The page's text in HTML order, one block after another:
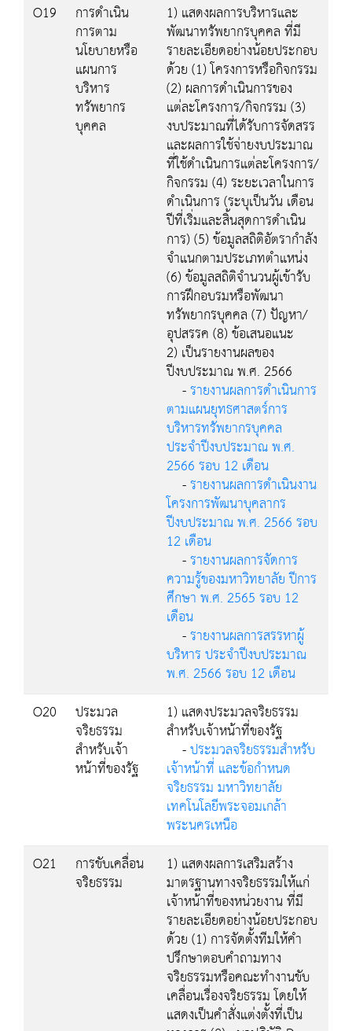
O19
การดำเนิน
การตาม
นโยบายหรือ
แผนการ
บริหาร
ทรัพยากร
บุคคล
1) แสดงผลการบริหารและ
พัฒนาทรัพยากรบุคคล ที่มี
รายละเอียดอย่างน้อยประกอบ
ด้วย (1) โครงการหรือกิจกรรม
(2) ผลการดำเนินการของ
แต่ละโครงการ/กิจกรรม (3)
งบประมาณที่ได้รับการจัดสรร
และผลการใช้จ่ายงบประมาณ
ที่ใช้ดำเนินการแต่ละโครงการ/
กิจกรรม (4) ระยะเวลาในการ
ดำเนินการ (ระบุเป็นวัน เดือน
ปีที่เริ่มและสิ้นสุดการดำเนิน
การ) (5) ข้อมูลสถิติอัตรากำลัง
จำแนกตามประเภทตำแหน่ง
(6) ข้อมูลสถิติจำนวนผู้เข้ารับ
การฝึกอบรมหรือพัฒนา
ทรัพยากรบุคคล (7) ปัญหา/
อุปสรรค (8) ข้อเสนอแนะ
2) เป็นรายงานผลของ
ปีงบประมาณ พ.ศ. 2566
-รายงานผลการดำเนินการ
ตามแผนยุทธศาสตร์การ
บริหารทรัพยากรบุคคล
ประจำปีงบประมาณ พ.ศ.
2566 รอบ 12 เดือน
-รายงานผลการดำเนินงาน
โครงการพัฒนาบุคลากร
ปีงบประมาณ พ.ศ. 2566 รอบ
12 เดือน
-รายงานผลการจัดการ
ความรู้ของมหาวิทยาลัย ปีการ
ศึกษา พ.ศ. 2565 รอบ 12
เดือน
-รายงานผลการสรรหาผู้
บริหาร ประจำปีงบประมาณ
พ.ศ. 2566 รอบ 12 เดือน
O20
ประมวล
จริยธรรม
สำหรับเจ้า
หน้าที่ของรัฐ
1) แสดงประมวลจริยธรรม
สำหรับเจ้าหน้าที่ของรัฐ
-ประมวลจริยธรรมสำหรับ
เจ้าหน้าที่ และข้อกำหนด
จริยธรรม มหาวิทยาลัย
เทคโนโลยีพระจอมเกล้า
พระนครเหนือ
O21
การขับเคลื่อน
จริยธรรม
1) แสดงผลการเสริมสร้าง
มาตรฐานทางจริยธรรมให้แก่
เจ้าหน้าที่ของหน่วยงาน ที่มี
รายละเอียดอย่างน้อยประกอบ
ด้วย (1) การจัดตั้งทีมให้คำ
ปรึกษาตอบคำถามทาง
จริยธรรมหรือคณะทำงานขับ
เคลื่อนเรื่องจริยธรรม โดยให้
แสดงเป็นคำสั่งแต่งตั้งที่เป็น